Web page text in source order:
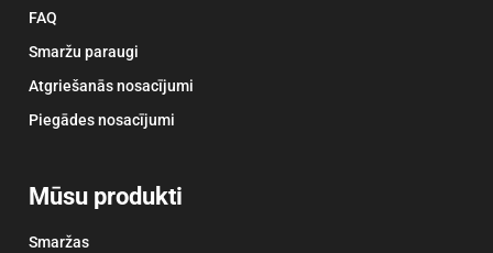
FAQ
Smaržu paraugi
Atgriešanās nosacījumi
Piegādes nosacījumi
Mūsu produkti
Smaržas